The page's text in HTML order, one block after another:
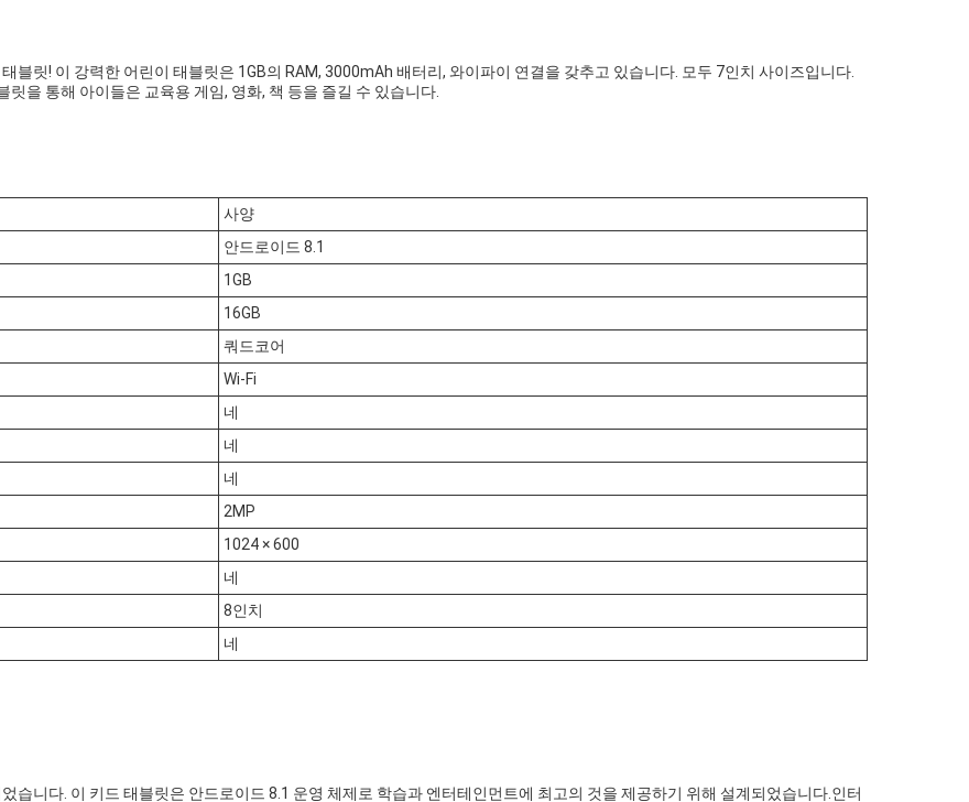
블릿! 이 강력한 어린이 태블릿은 1GB의 RAM, 3000mAh 배터리, 와이파이 연결을 갖추고 있습니다. 모두 7인치 사이즈입니다.
을 통해 아이들은 교육용 게임, 영화, 책 등을 즐길 수 있습니다.
사양
안드로이드 8.1
1GB
16GB
쿼드코어
Wi-Fi
네
네
네
2MP
1024 × 600
네
8인치
네
습니다. 이 키드 태블릿은 안드로이드 8.1 운영 체제로 학습과 엔터테인먼트에 최고의 것을 제공하기 위해 설계되었습니다.인터